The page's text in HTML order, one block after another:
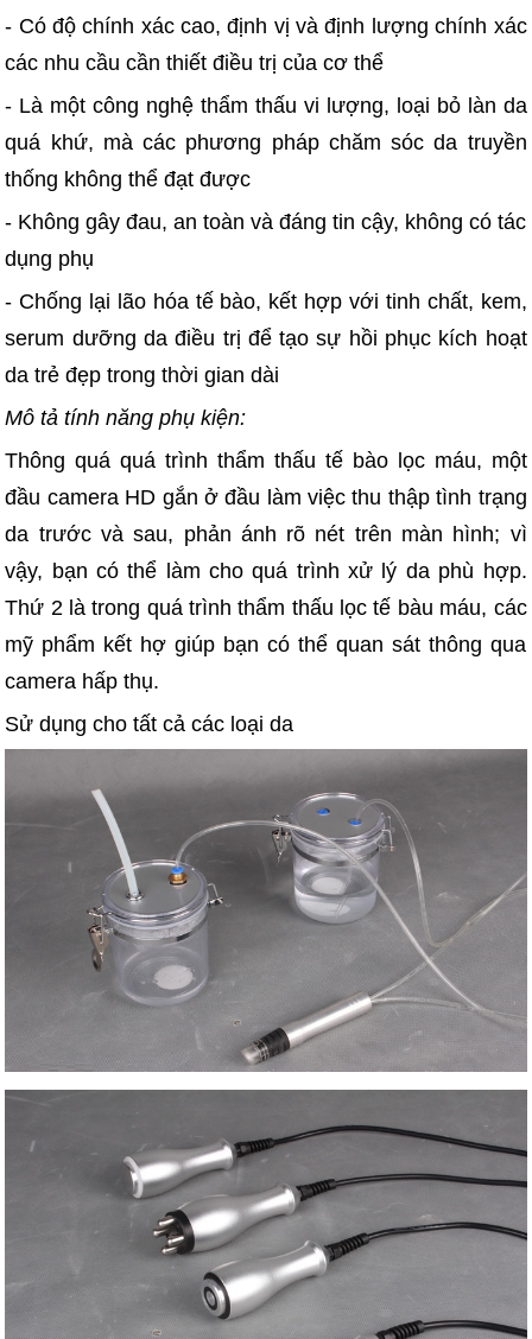
- Có độ chính xác cao, định vị và định lượng chính xác
các nhu cầu cần thiết điều trị của cơ thể
- Là một công nghệ thẩm thấu vi lượng, loại bỏ làn da
quá khứ, mà các phương pháp chăm sóc da truyền
thống không thể đạt được
- Không gây đau, an toàn và đáng tin cậy, không có tác
dụng phụ
- Chống lại lão hóa tế bào, kết hợp với tinh chất, kem,
serum dưỡng da điều trị để tạo sự hồi phục kích hoạt
da trẻ đẹp trong thời gian dài
Mô tả tính năng phụ kiện:
Thông quá quá trình thẩm thấu tế bào lọc máu, một
đầu camera HD gắn ở đầu làm việc thu thập tình trạng
da trước và sau, phản ánh rõ nét trên màn hình; vì
vậy, bạn có thể làm cho quá trình xử lý da phù hợp.
Thứ 2 là trong quá trình thẩm thấu lọc tế bàu máu, các
mỹ phẩm kết hợ giúp bạn có thể quan sát thông qua
camera hấp thụ.
Sử dụng cho tất cả các loại da